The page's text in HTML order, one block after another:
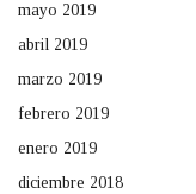
mayo 2019
abril 2019
marzo 2019
febrero 2019
enero 2019
diciembre 2018